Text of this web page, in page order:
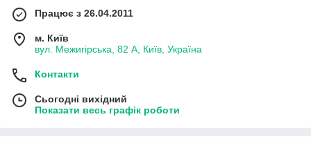
Працює з 26.04.2011
м. Київ
вул. Межигірська, 82 А, Київ, Україна
Контакти
Сьогодні вихідний
Показати весь графік роботи